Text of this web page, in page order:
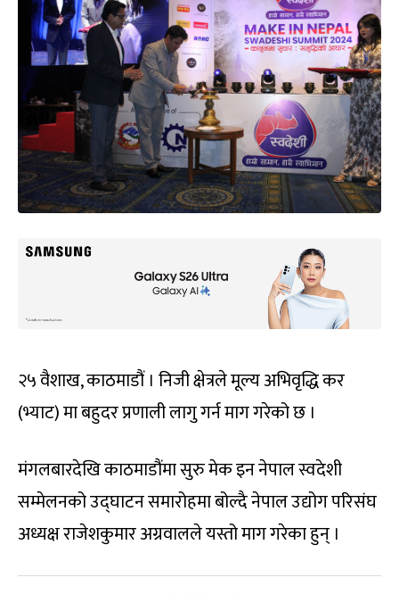
२५ वैशाख, काठमाडौं । निजी क्षेत्रले मूल्य अभिवृद्धि कर
(भ्याट) मा बहुदर प्रणाली लागु गर्न माग गरेको छ ।
मंगलबारदेखि काठमाडौंमा सुरु मेक इन नेपाल स्वदेशी
सम्मेलनको उद्घाटन समारोहमा बोल्दै नेपाल उद्योग परिसंघ
अध्यक्ष राजेशकुमार अग्रवालले यस्तो माग गरेका हुन् ।